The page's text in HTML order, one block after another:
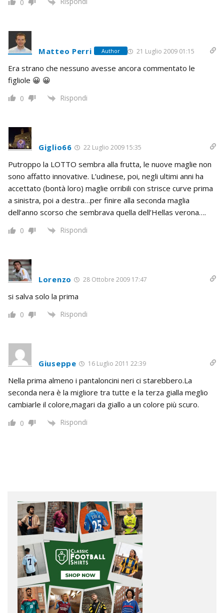
0
Matteo Perri Author 21 Luglio 2009 01:15
Era strano che nessuno avesse ancora commentato le
figliole 😀 😀
0 Rispondi
Giglio66 22 Luglio 2009 15:35
Putroppo la LOTTO sembra alla frutta, le nuove maglie non
sono affatto innovative. L’udinese, poi, negli ultimi anni ha
accettato (bontà loro) maglie orribili con strisce curve prima
a sinistra, poi a destra…per finire alla seconda maglia
dell’anno scorso che sembrava quella dell’Hellas verona….
0 Rispondi
Lorenzo 28 Ottobre 2009 17:47
si salva solo la prima
0 Rispondi
Giuseppe 16 Luglio 2011 22:39
Nella prima almeno i pantaloncini neri ci starebbero.La
seconda nera è la migliore tra tutte e la terza gialla meglio
cambiarle il colore,magari da giallo a un colore più scuro.
0 Rispondi